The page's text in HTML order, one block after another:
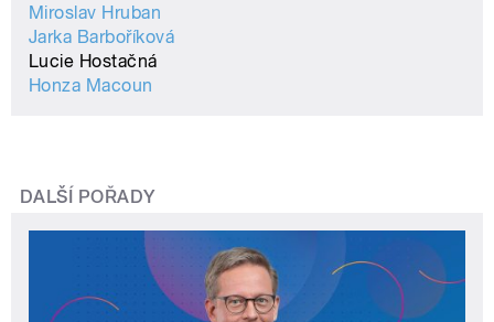
Miroslav Hruban
Jarka Barboříková
Lucie Hostačná
Honza Macoun
DALŠÍ POŘADY